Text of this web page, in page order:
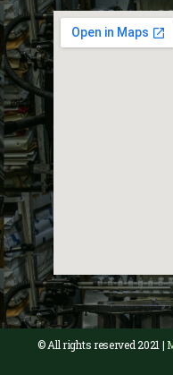
© All rights reserved 2021 |